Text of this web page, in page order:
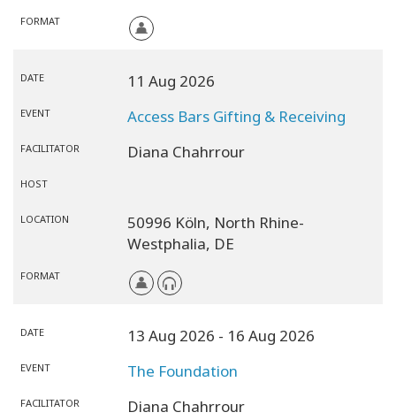
FORMAT
DATE 11 Aug 2026
EVENT Access Bars Gifting & Receiving
FACILITATOR Diana Chahrrour
HOST
LOCATION 50996 Köln, North Rhine-
Westphalia, DE
FORMAT
DATE 13 Aug 2026 - 16 Aug 2026
EVENT The Foundation
FACILITATOR Diana Chahrrour